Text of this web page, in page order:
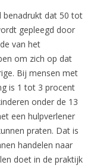
benadrukt dat 50 tot
gepleegd door
van het
om zich op dat
Bij mensen met
is 1 tot 3 procent
onder de 13
een hulpverlener
praten. Dat is
handelen naar
doet in de praktijk